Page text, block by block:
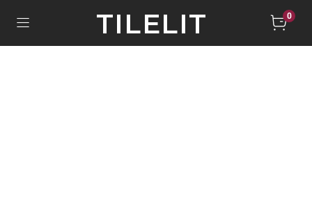
TILELIT 0